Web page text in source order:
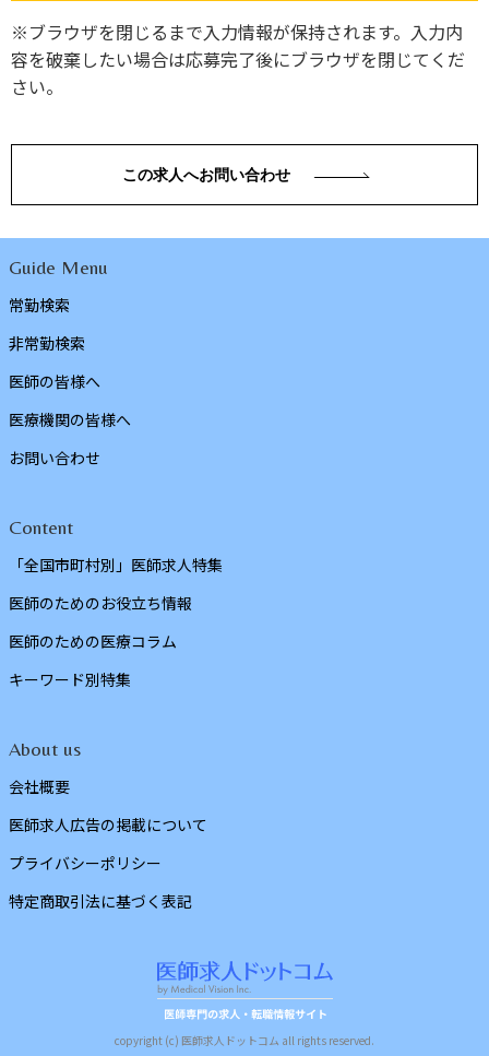
※ブラウザを閉じるまで入力情報が保持されます。入力内
容を破棄したい場合は応募完了後にブラウザを閉じてくだ
さい。
この求人へお問い合わせ
Guide Menu
常勤検索
非常勤検索
医師の皆様へ
医療機関の皆様へ
お問い合わせ
Content
「全国市町村別」医師求人特集
医師のためのお役立ち情報
医師のための医療コラム
キーワード別特集
About us
会社概要
医師求人広告の掲載について
プライバシーポリシー
特定商取引法に基づく表記
copyright (c) 医師求人ドットコム all rights reserved.